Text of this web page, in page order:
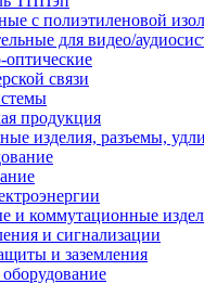
с полиэтиленовой
для видео/
связи
продукция
изделия, разъемы,
и коммутационные
и сигнализации
и заземления